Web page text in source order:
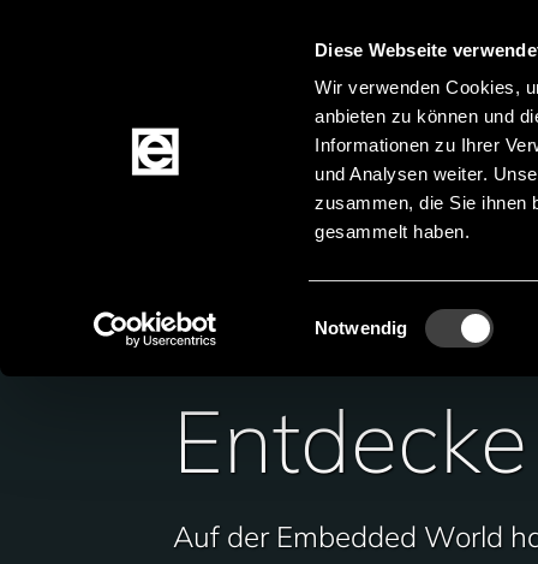
Diese Webseite
Wir verwenden Cookies,
anbieten zu können und
Informationen zu Ihrer
und Analysen weiter.
zusammen, die Sie ihnen
gesammelt haben.
Einwilligungsauswahl
Notwendig
Zum Inhalt springen
Auf der Embedded World